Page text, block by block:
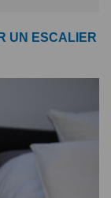
UN ESCALIER